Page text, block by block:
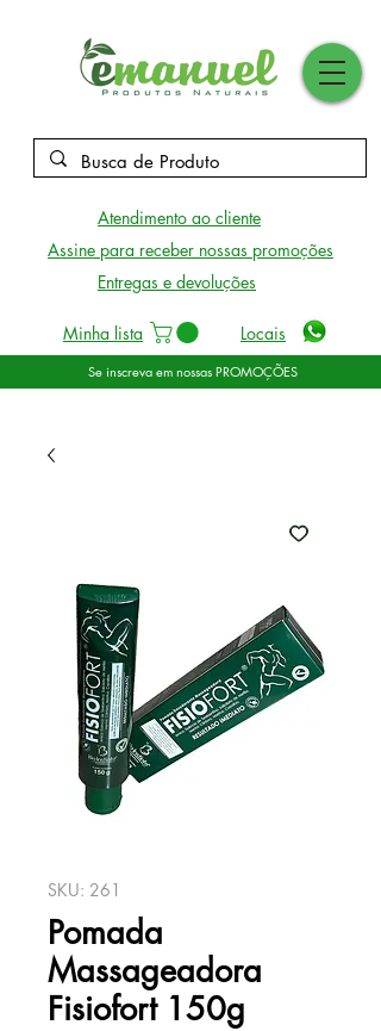
Se inscreva em nossas PROMOÇÕES
Atendimento ao cliente
Assine para receber nossas promoções
Entregas e devoluções
Minha lista Locais
SKU: 261
Pomada
Massageadora
Fisiofort 150g